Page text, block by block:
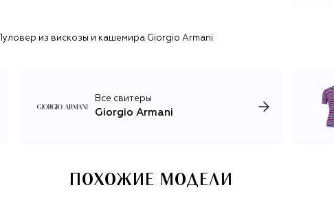
косметикой и духами. Имя Giorgio Armani сегодня носит
украшений, классические модели обуви и сумок.
Пуловер из вискозы и кашемира Giorgio Armani
Все свитеры
Giorgio Armani
ПОХОЖИЕ МОДЕЛИ